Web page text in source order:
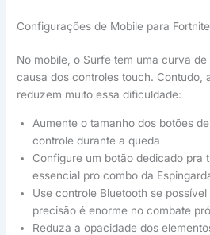
Configurações de Mobile para
No mobile, o Surfe tem uma curva
causa dos controles touch. Contudo,
reduzem muito essa dificuldade:
Aumente o tamanho dos botões
controle durante a queda
Configure um botão dedicado
essencial pro combo da
Use controle Bluetooth se
precisão é enorme no combate
Reduza a opacidade dos